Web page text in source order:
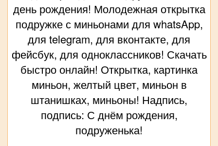
день рождения! Молодежная открытка
подружке с миньонами для whatsApp,
для telegram, для вконтакте, для
фейсбук, для одноклассников! Скачать
быстро онлайн! Открытка, картинка
миньон, желтый цвет, миньон в
штанишках, миньоны! Надпись,
подпись: С днём рождения,
подруженька!